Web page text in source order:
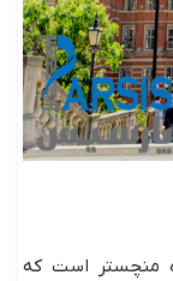
منچستر است که